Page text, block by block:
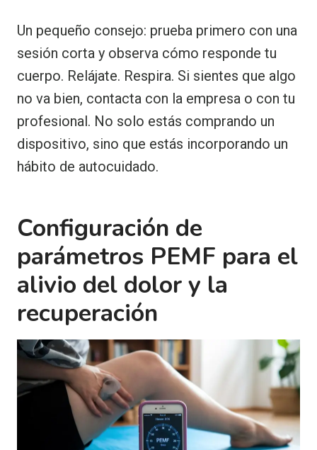
Un pequeño consejo: prueba primero con una
sesión corta y observa cómo responde tu
cuerpo. Relájate. Respira. Si sientes que algo
no va bien, contacta con la empresa o con tu
profesional. No solo estás comprando un
dispositivo, sino que estás incorporando un
hábito de autocuidado.
Configuración de
parámetros PEMF para el
alivio del dolor y la
recuperación